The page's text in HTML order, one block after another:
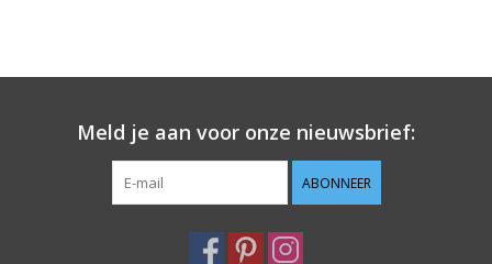
Meld je aan voor onze nieuwsbrief:
ABONNEER